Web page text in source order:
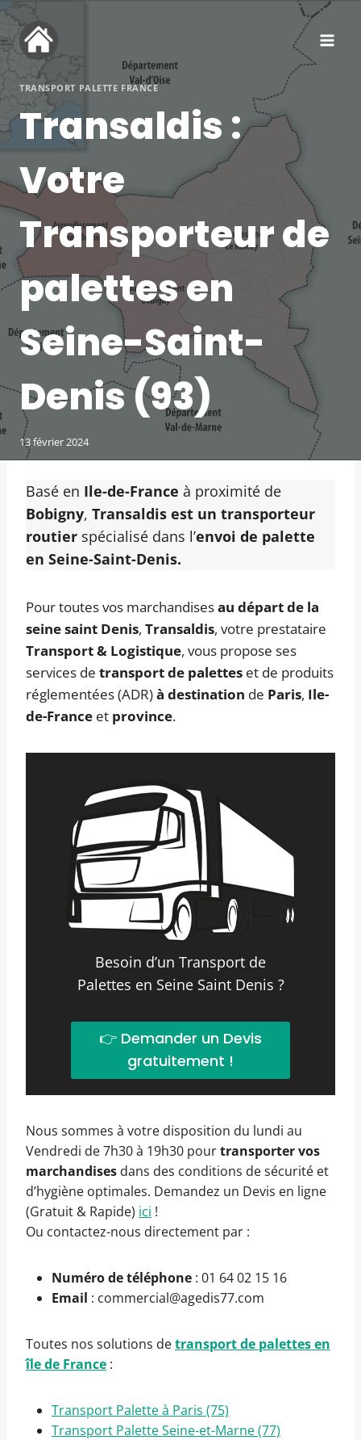
Aller
contenu
TRANSPORT PALETTE FRANCE
Transaldis :
Votre
Transporteur de
palettes en
Seine-Saint-
Denis (93)
13 février 2024
Basé en Ile-de-France à proximité de
Bobigny, Transaldis est un transporteur
routier spécialisé dans l’envoi de palette
en Seine-Saint-Denis.
Pour toutes vos marchandisesau départ de la
seine saint Denis, Transaldis, votre prestataire
Transport & Logistique, vous propose ses
services de transport de palettes et de produits
réglementées (ADR)à destination de Paris, Ile-
de-France et province.
Besoin d’un Transport de
Palettes en Seine Saint Denis ?
👉 Demander un Devis
gratuitement !
Nous sommes à votre disposition du lundi au
Vendredi de 7h30 à 19h30 pourtransporter vos
marchandises dans des conditions de sécurité et
d’hygiène optimales. Demandez un Devis en ligne
(Gratuit & Rapide) ici !
Ou contactez-nous directement par :
Numéro de téléphone : 01 64 02 15 16
Email : commercial@agedis77.com
Toutes nos solutions detransport de palettes en
île de France :
Transport Palette à Paris (75)
Transport Palette Seine-et-Marne (77)